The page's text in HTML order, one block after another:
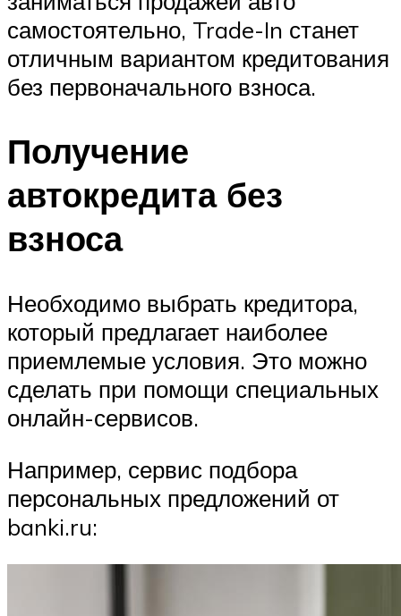
самостоятельно, Trade-In станет
отличным вариантом кредитования
без первоначального взноса.
Получение
автокредита без
взноса
Необходимо выбрать кредитора,
который предлагает наиболее
приемлемые условия. Это можно
сделать при помощи специальных
онлайн-сервисов.
Например, сервис подбора
персональных предложений от
banki.ru: